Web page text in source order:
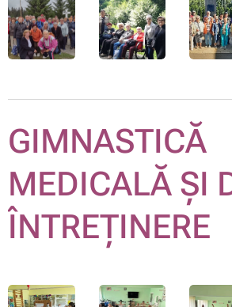
GIMNASTICĂ
MEDICALĂ ȘI
ÎNTREȚINERE